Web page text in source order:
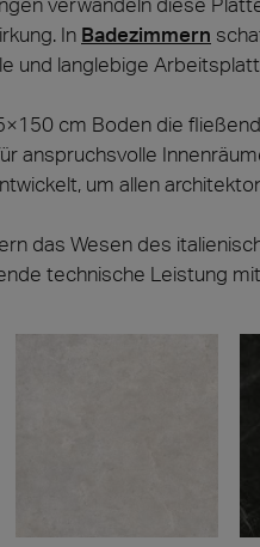
In Badezimmern
und langlebige
cm Boden die
anspruchsvolle
um allen
das Wesen des
technische Leistung